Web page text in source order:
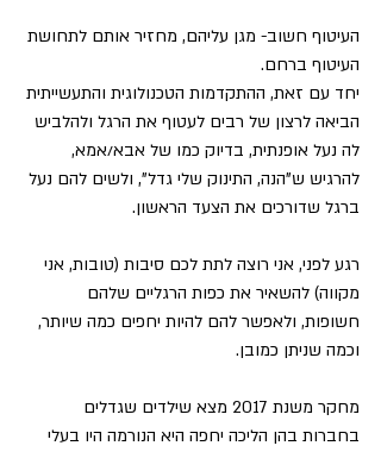
העיטוף חשוב- מגן עליהם, מחזיר אותם לתחושת
העיטוף ברחם.
יחד עם זאת, ההתקדמות הטכנולוגית והתעשייתית
הביאה לרצון של רבים לעטוף את הרגל ולהלביש
לה נעל אופנתית, בדיוק כמו של אבא/אמא,
להרגיש ש"הנה, התינוק שלי גדל", ולשים להם נעל
ברגל שדורכים את הצעד הראשון.
רגע לפני, אני רוצה לתת לכם סיבות (טובות, אני
מקווה) להשאיר את כפות הרגליים שלהם
חשופות, ולאפשר להם להיות יחפים כמה שיותר,
וכמה שניתן כמובן.
מחקר משנת 2017 מצא שילדים שגדלים
בחברות בהן הליכה יחפה היא הנורמה היו בעלי